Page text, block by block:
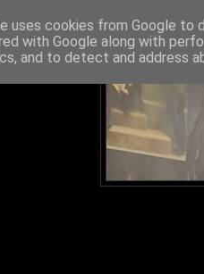
uses cookies from Google to
with Google along with
and to detect and address